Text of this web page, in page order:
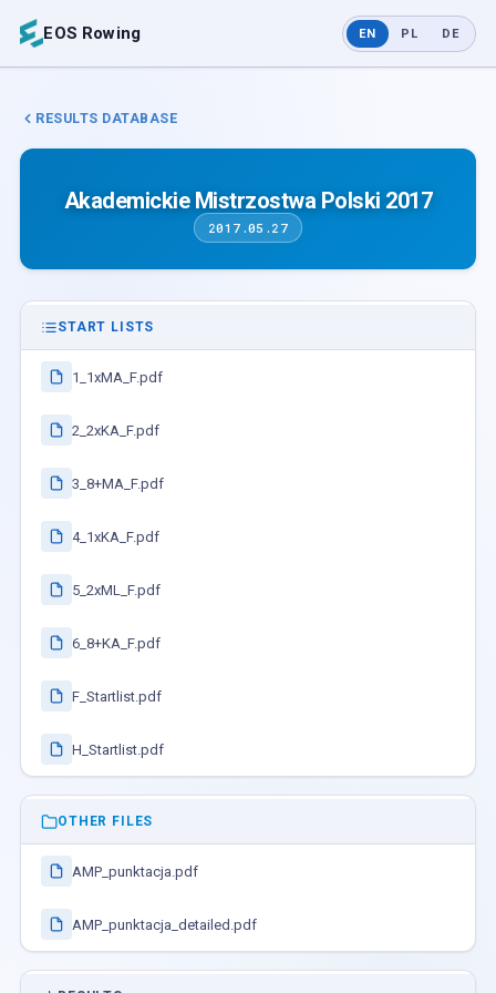
EOS Rowing EN PL DE
RESULTS DATABASE
Akademickie Mistrzostwa Polski 2017
2017.05.27
START LISTS
1_1xMA_F.pdf
2_2xKA_F.pdf
3_8+MA_F.pdf
4_1xKA_F.pdf
5_2xML_F.pdf
6_8+KA_F.pdf
F_Startlist.pdf
H_Startlist.pdf
OTHER FILES
AMP_punktacja.pdf
AMP_punktacja_detailed.pdf